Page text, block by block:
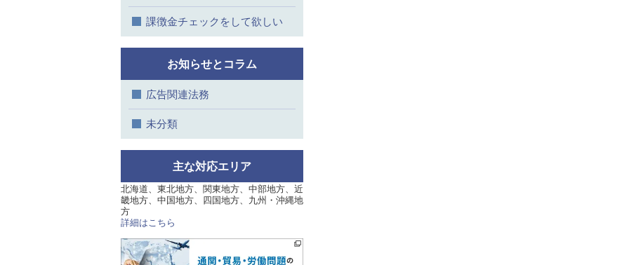
課徴金チェックをして欲しい
お知らせとコラム
広告関連法務
未分類
主な対応エリア
北海道、東北地方、関東地方、中部地方、近
畿地方、中国地方、四国地方、九州・沖縄地
方
詳細はこちら